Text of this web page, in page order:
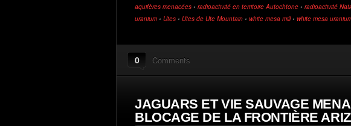
aquifères menacées • radioactivité en territoire Autochtone • radioactivité
uranium • Utes • Utes de Ute Mountain • white mesa mill• white mesa
0 Comments
JAGUARS ET VIE SAUVAGE
BLOCAGE DE LA FRONTIÈRE